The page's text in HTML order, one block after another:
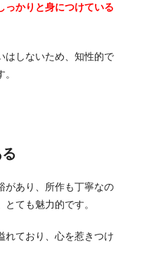
っかりと身につけている
はしないため、知性的で
があり、所作も丁寧なの
ても魅力的です。
れており、心を惹きつけ